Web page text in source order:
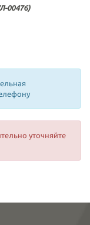
00476)
уточняйте